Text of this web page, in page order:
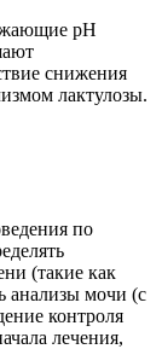
рН
снижения
лактулозы.
по
(такие как
анализы мочи (с
контроля
лечения,